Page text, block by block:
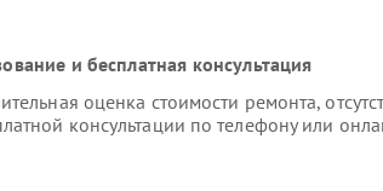
и бесплатная консультация
оценка стоимости ремонта,
консультации по телефону или